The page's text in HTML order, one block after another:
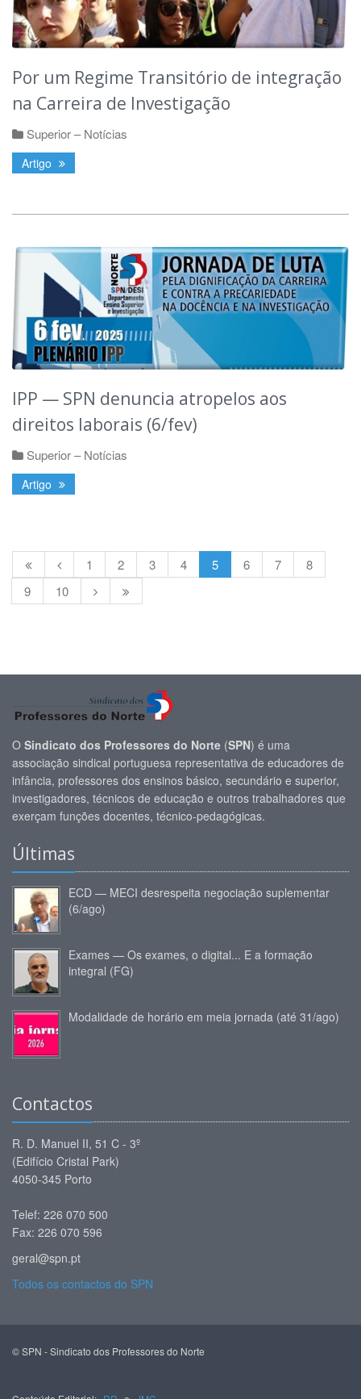
Por um Regime Transitório de integração
na Carreira de Investigação
Superior – Notícias
Artigo
IPP — SPN denuncia atropelos aos
direitos laborais (6/fev)
Superior – Notícias
Artigo
1 2 3 4 5 6 7
8
9
10
O Sindicato dos Professores do Norte (SPN) é uma
associação sindical portuguesa representativa de educadores de
infância, professores dos ensinos básico, secundário e superior,
investigadores, técnicos de educação e outros trabalhadores que
exerçam funções docentes, técnico-pedagógicas.
Últimas
ECD — MECI desrespeita negociação suplementar
(6/ago)
Exames — Os exames, o digital... E a formação
integral (FG)
Modalidade de horário em meia jornada (até 31/ago)
Contactos
R. D. Manuel II, 51 C - 3º
(Edifício Cristal Park)
4050-345 Porto
Telef: 226 070 500
Fax: 226 070 596
geral@spn.pt
Todos os contactos do SPN
© SPN - Sindicato dos Professores do Norte